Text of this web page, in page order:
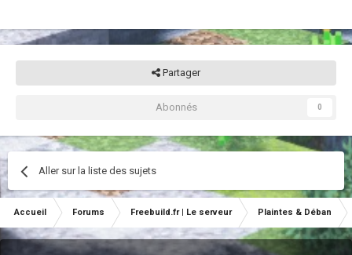
Partager
Abonnés 0
Aller sur la liste des sujets
Accueil Forums Freebuild.fr | Le serveur Plaintes & Déban